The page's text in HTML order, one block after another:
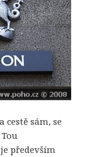
sám, se
především